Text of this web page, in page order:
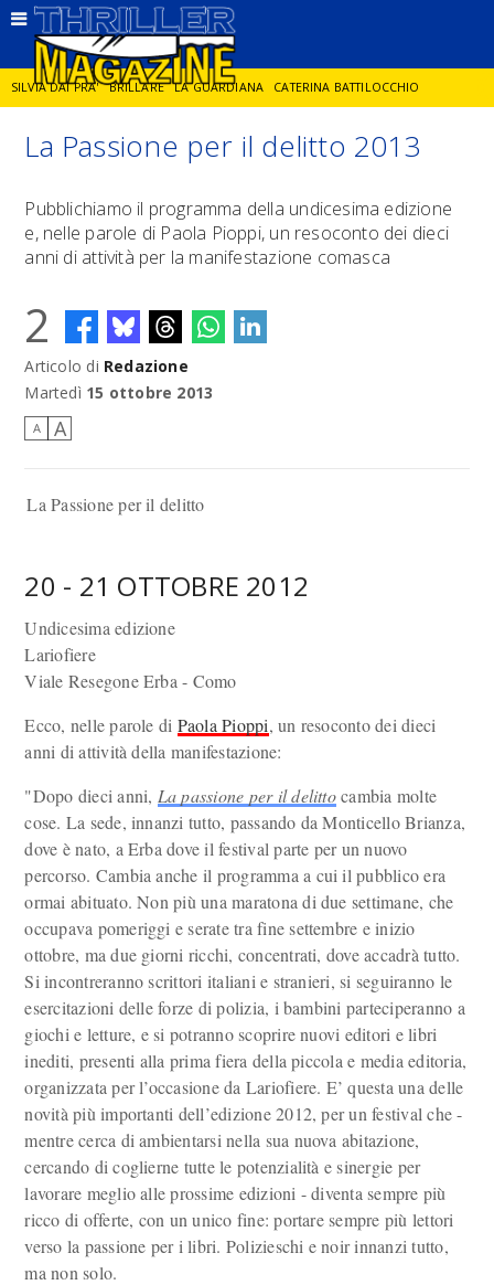
SILVIA DAI PRA' BRILLARE LA GUARDIANA CATERINA BATTILOCCHIO
JORGE DIAZ LA SPIA DELITTO IN CORNICE GIANCARLO DE CATALDO
DIEGO ZANDEL GLI ANNI DI PIETRA
La Passione per il delitto 2013
Pubblichiamo il programma della undicesima edizione
e, nelle parole di Paola Pioppi, un resoconto dei dieci
anni di attività per la manifestazione comasca
2
Articolo di Redazione
Martedì 15 ottobre 2013
A A
La Passione per il delitto
20 - 21 OTTOBRE 2012
Undicesima edizione
Lariofiere
Viale Resegone Erba - Como
Ecco, nelle parole di Paola Pioppi, un resoconto dei dieci
anni di attività della manifestazione:
"Dopo dieci anni, La passione per il delittocambia molte
cose. La sede, innanzi tutto, passando da Monticello Brianza,
dove è nato, a Erba dove il festival parte per un nuovo
percorso. Cambia anche il programma a cui il pubblico era
ormai abituato. Non più una maratona di due settimane, che
occupava pomeriggi e serate tra fine settembre e inizio
ottobre, ma due giorni ricchi, concentrati, dove accadrà tutto.
Si incontreranno scrittori italiani e stranieri, si seguiranno le
esercitazioni delle forze di polizia, i bambini parteciperanno a
giochi e letture, e si potranno scoprire nuovi editori e libri
inediti, presenti alla prima fiera della piccola e media editoria,
organizzata per l’occasione da Lariofiere. E’ questa una delle
novità più importanti dell’edizione 2012, per un festival che -
mentre cerca di ambientarsi nella sua nuova abitazione,
cercando di coglierne tutte le potenzialità e sinergie per
lavorare meglio alle prossime edizioni - diventa sempre più
ricco di offerte, con un unico fine: portare sempre più lettori
verso la passione per i libri. Polizieschi e noir innanzi tutto,
ma non solo.